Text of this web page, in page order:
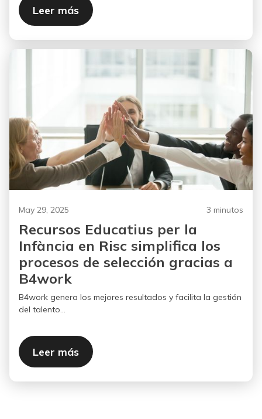
Leer más
May 29, 2025 3 minutos
Recursos Educatius per la
Infància en Risc simplifica los
procesos de selección gracias a
B4work
B4work genera los mejores resultados y facilita la gestión
del talento...
Leer más